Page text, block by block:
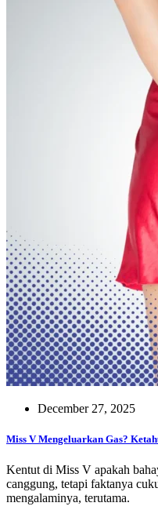
December 27, 2025
Miss V Mengeluarkan Gas?
Kentut di Miss V apakah
canggung, tetapi faktanya
mengalaminya, terutama.